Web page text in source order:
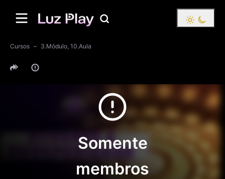
Cursos 3.Módulo, 10.Aula
Somente
membros